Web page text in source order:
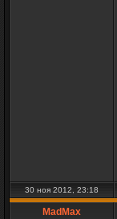
30 ноя 2012, 23:18
MadMax